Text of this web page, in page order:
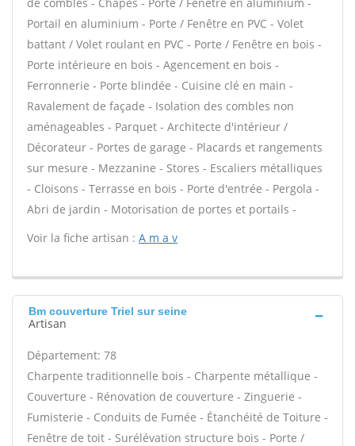
Portail en aluminium - Porte / Fenêtre en PVC - Volet
battant / Volet roulant en PVC - Porte / Fenêtre en bois -
Porte intérieure en bois - Agencement en bois -
Ferronnerie - Porte blindée - Cuisine clé en main -
Ravalement de façade - Isolation des combles non
aménageables - Parquet - Architecte d'intérieur /
Décorateur - Portes de garage - Placards et rangements
sur mesure - Mezzanine - Stores - Escaliers métalliques
- Cloisons - Terrasse en bois - Porte d'entrée - Pergola -
Abri de jardin - Motorisation de portes et portails -
Voir la fiche artisan : A m a v
Bm couverture Triel sur seine
Artisan
Département: 78
Charpente traditionnelle bois - Charpente métallique -
Couverture - Rénovation de couverture - Zinguerie -
Fumisterie - Conduits de Fumée - Étanchéité de Toiture -
Fenêtre de toit - Surélévation structure bois - Porte /